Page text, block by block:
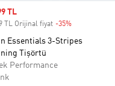
price
TL
TL Orijinal fiyat -35%
Essentials 3-Stripes
Tişörtü
Performance